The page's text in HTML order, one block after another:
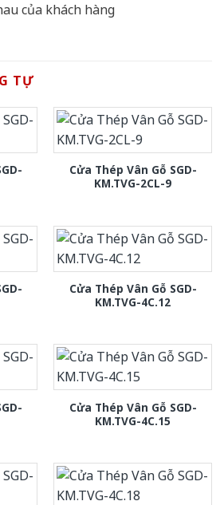
của khách hàng
TỰ
Cửa Thép Vân Gỗ SGD-
KM.TVG-2CL-9
Cửa Thép Vân Gỗ SGD-
KM.TVG-4C.12
Cửa Thép Vân Gỗ SGD-
KM.TVG-4C.15